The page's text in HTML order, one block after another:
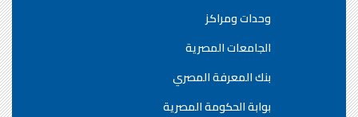
وحدات ومراكز
الجامعات المصرية
بنك المعرفة المصري
بوابة الحكومة المصرية